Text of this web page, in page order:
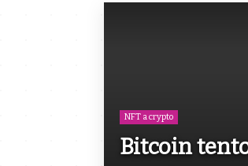
NFT a crypto
Bitcoin